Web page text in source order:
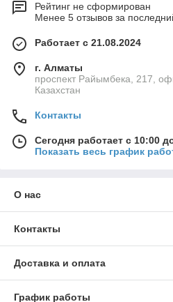
Рейтинг не сформирован
Менее 5 отзывов за
Работает с 21.08.2024
г. Алматы
проспект Райымбека, 217,
Казахстан
Контакты
Сегодня работает с 10:00
Показать весь график
О нас
Контакты
Доставка и оплата
График работы